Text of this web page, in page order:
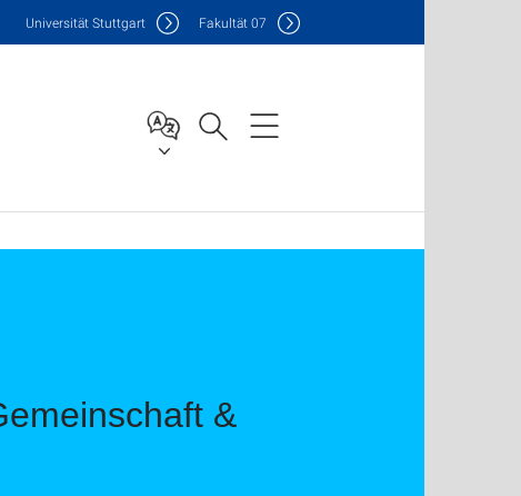
Universität Stuttgart Fakultät07
&